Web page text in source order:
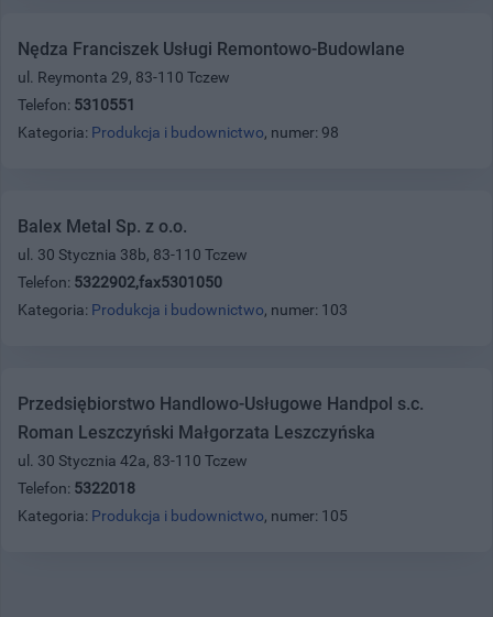
Nędza Franciszek Usługi Remontowo-Budowlane
ul. Reymonta 29, 83-110 Tczew
Telefon: 5310551
Kategoria: Produkcja i budownictwo, numer: 98
Balex Metal Sp. z o.o.
ul. 30 Stycznia 38b, 83-110 Tczew
Telefon: 5322902,fax5301050
Kategoria: Produkcja i budownictwo, numer: 103
Przedsiębiorstwo Handlowo-Usługowe Handpol s.c.
Roman Leszczyński Małgorzata Leszczyńska
ul. 30 Stycznia 42a, 83-110 Tczew
Telefon: 5322018
Kategoria: Produkcja i budownictwo, numer: 105